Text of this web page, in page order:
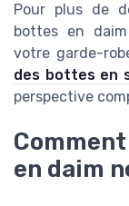
Pour plus de
bottes en
votre garde-
des bottes en
perspective
en daim